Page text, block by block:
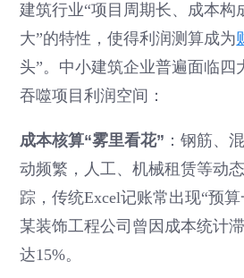
建筑行业“项目周期长、成本构
大”的特性，使得利润测算成为
头”。中小建筑企业普遍面临四
吞噬项目利润空间：
成本核算“雾里看花” ：钢筋、
动频繁，人工、机械租赁等动
踪，传统Excel记账常出现“预算
某装饰工程公司曾因成本统计
达15%。